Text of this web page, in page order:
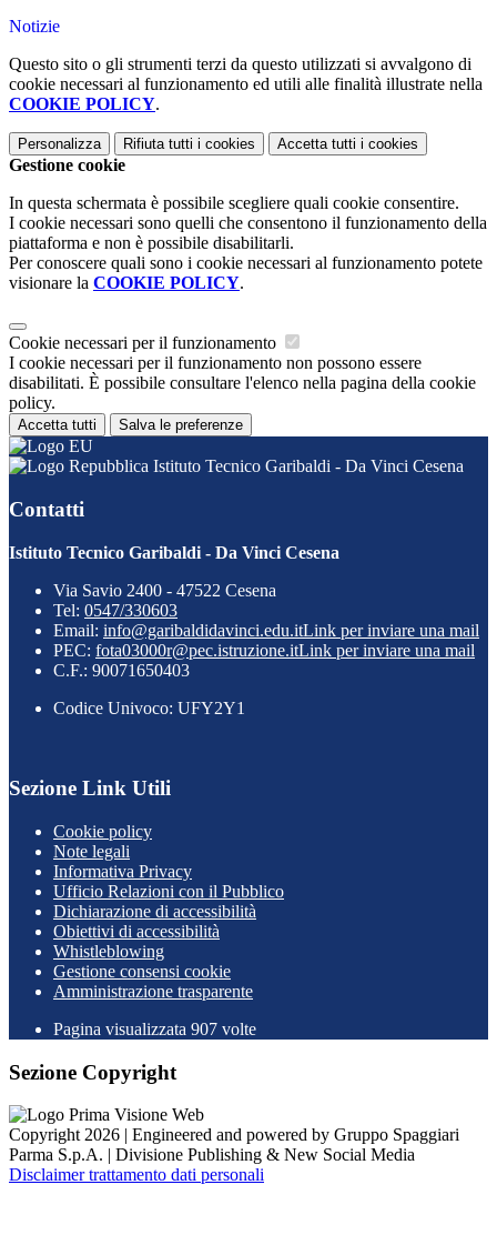
Notizie
Questo sito o gli strumenti terzi da questo utilizzati si avvalgono di
cookie necessari al funzionamento ed utili alle finalità illustrate nella
COOKIE POLICY.
Personalizza Rifiuta tutti i cookies Accetta tutti i cookies
Gestione cookie
In questa schermata è possibile scegliere quali cookie consentire.
I cookie necessari sono quelli che consentono il funzionamento della
piattaforma e non è possibile disabilitarli.
Per conoscere quali sono i cookie necessari al funzionamento potete
visionare la COOKIE POLICY.
Cookie necessari per il funzionamento
I cookie necessari per il funzionamento non possono essere
disabilitati. È possibile consultare l'elenco nella pagina della cookie
policy.
Accetta tutti Salva le preferenze
Istituto Tecnico Garibaldi - Da Vinci Cesena
Contatti
Istituto Tecnico Garibaldi - Da Vinci Cesena
Via Savio 2400 - 47522 Cesena
Tel: 0547/330603
Email: info@garibaldidavinci.edu.itLink per inviare una mail
PEC: fota03000r@pec.istruzione.itLink per inviare una mail
C.F.: 90071650403
Codice Univoco: UFY2Y1
Sezione Link Utili
Cookie policy
Note legali
Informativa Privacy
Ufficio Relazioni con il Pubblico
Dichiarazione di accessibilità
Obiettivi di accessibilità
Whistleblowing
Gestione consensi cookie
Amministrazione trasparente
Pagina visualizzata 907 volte
Sezione Copyright
Copyright 2026 | Engineered and powered by Gruppo Spaggiari
Parma S.p.A. | Divisione Publishing & New Social Media
Disclaimer trattamento dati personali